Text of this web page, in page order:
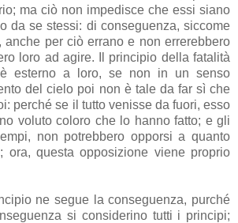
ma ciò non impedisce che essi siano
da se stessi: di conseguenza, siccome
anche per ciò errano e non errerebbero
loro ad agire. Il principio della fatalità
esterno a loro, se non in un senso
del cielo poi non è tale da far sì che
perché se il tutto venisse da fuori, esso
voluto coloro che lo hanno fatto; e gli
non potrebbero opporsi a quanto
ora, questa opposizione viene proprio
ne segue la conseguenza, purché
si considerino tutti i principi;